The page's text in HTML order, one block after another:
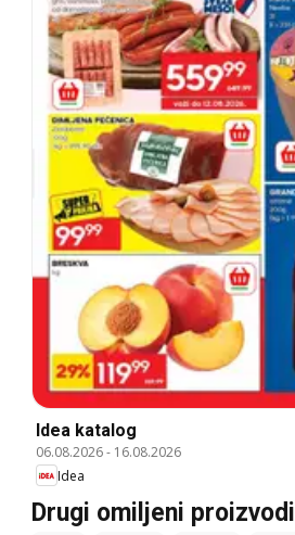
Idea katalog
06.08.2026- 16.08.2026
Idea
Drugi omiljeni proizvodi